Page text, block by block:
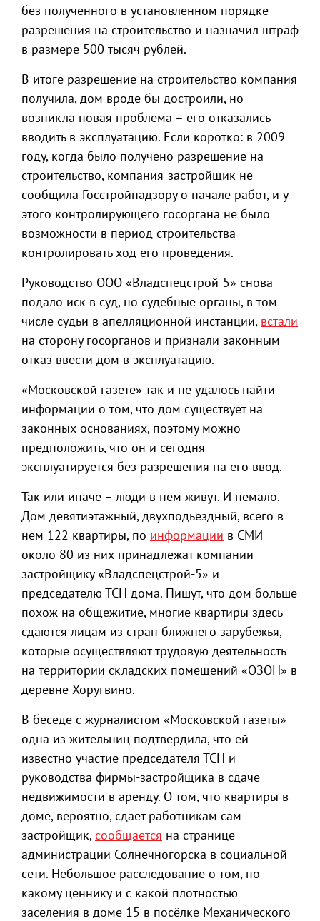
без полученного в установленном порядке
разрешения на строительство и назначил штраф
в размере 500 тысяч рублей.
В итоге разрешение на строительство компания
получила, дом вроде бы достроили, но
возникла новая проблема – его отказались
вводить в эксплуатацию. Если коротко: в 2009
году, когда было получено разрешение на
строительство, компания-застройщик не
сообщила Госстройнадзору о начале работ, и у
этого контролирующего госоргана не было
возможности в период строительства
контролировать ход его проведения.
Руководство ООО «Владспецстрой-5» снова
подало иск в суд, но судебные органы, в том
числе судьи в апелляционной инстанции, встали
на сторону госорганов и признали законным
отказ ввести дом в эксплуатацию.
«Московской газете» так и не удалось найти
информации о том, что дом существует на
законных основаниях, поэтому можно
предположить, что он и сегодня
эксплуатируется без разрешения на его ввод.
Так или иначе – люди в нем живут. И немало.
Дом девятиэтажный, двухподьездный, всего в
нем 122 квартиры, по информации в СМИ
около 80 из них принадлежат компании-
застройщику «Владспецстрой-5» и
председателю ТСН дома. Пишут, что дом больше
похож на общежитие, многие квартиры здесь
сдаются лицам из стран ближнего зарубежья,
которые осуществляют трудовую деятельность
на территории складских помещений «ОЗОН» в
деревне Хоругвино.
В беседе с журналистом «Московской газеты»
одна из жительниц подтвердила, что ей
известно участие председателя ТСН и
руководства фирмы-застройщика в сдаче
недвижимости в аренду. О том, что квартиры в
доме, вероятно, сдаёт работникам сам
застройщик, сообщается на странице
администрации Солнечногорска в социальной
сети. Небольшое расследование о том, по
какому ценнику и с какой плотностью
заселения в доме 15 в посёлке Механического